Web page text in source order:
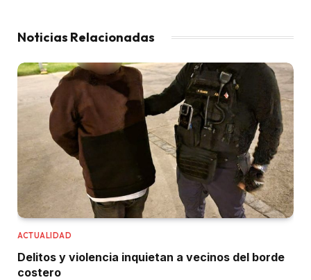
Noticias Relacionadas
ACTUALIDAD
Delitos y violencia inquietan a vecinos del borde
costero